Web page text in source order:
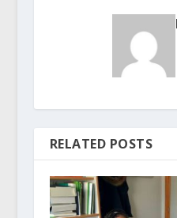
RELATED POSTS